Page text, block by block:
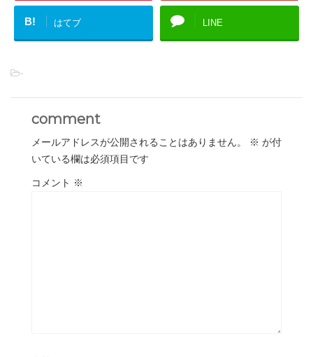
B! はてブ LINE
-
comment
メールアドレスが公開されることはありません。 ※ が付
いている欄は必須項目です
コメント ※